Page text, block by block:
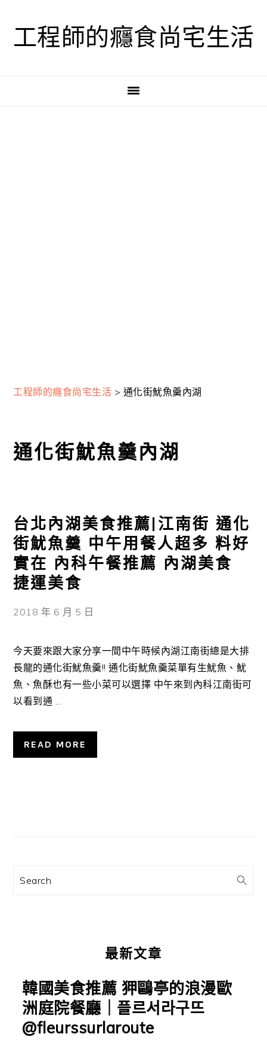
工程師的癮食尚宅生活
工程師的癮食尚宅生活 > 通化街魷魚羹內湖
通化街魷魚羹內湖
台北內湖美食推薦|江南街 通化
街魷魚羹 中午用餐人超多 料好
實在 內科午餐推薦 內湖美食
捷運美食
2018 年 6 月 5 日
今天要來跟大家分享一間中午時候內湖江南街總是大排
長龍的通化街魷魚羹!! 通化街魷魚羹菜單有生魷魚、魷
魚、魚酥也有一些小菜可以選擇 中午來到內科江南街可
以看到通 ...
READ MORE
訊
Search
最新文章
韓國美食推薦 狎鷗亭的浪漫歐
洲庭院餐廳｜플르서라구뜨
@fleurssurlaroute